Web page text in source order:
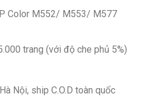
Color M552/ M553/ M577
trang (với độ che phủ 5%)
Nội, ship C.O.D toàn quốc